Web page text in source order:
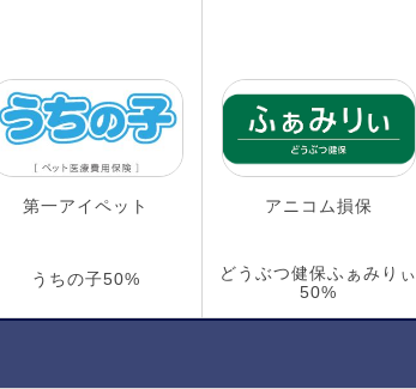
第一アイペット アニコム損保
うちの子50%
どうぶつ健保ふぁみりぃ
50%